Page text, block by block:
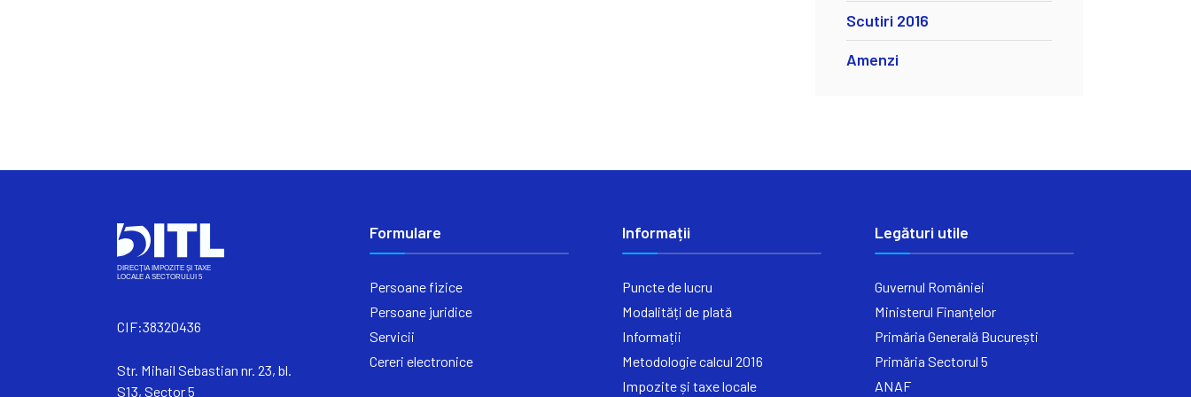
Scutiri 2016
Amenzi
CIF:38320436
Str. Mihail Sebastian nr. 23, bl.
S13, Sector 5
Formulare
Persoane fizice
Persoane juridice
Servicii
Cereri electronice
Informații
Puncte de lucru
Modalități de plată
Informații
Metodologie calcul 2016
Impozite și taxe locale
Legături utile
Guvernul României
Ministerul Finanțelor
Primăria Generală București
Primăria Sectorul 5
ANAF